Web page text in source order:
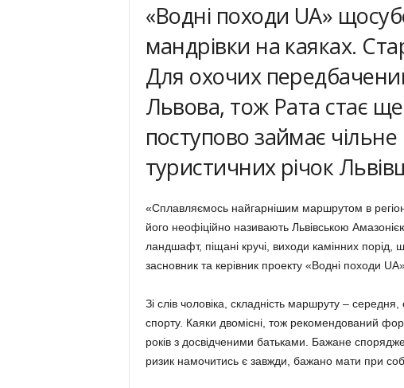
«Водні походи UA»
мандрівки на каяках.
Для охочих
Львова, тож Рата стає
поступово займає чільне
туристичних річок
«Сплавляємось найгарнішим маршрутом в
його неофіційно називають Львівською
ландшафт, піщані кручі, виходи камінних порід,
засновник та керівник проекту «Водні походи
Зі слів чоловіка, складність маршруту –
спорту. Каяки двомісні, тож рекомендований
років з досвідченими батьками. Бажане
ризик намочитись є завжди, бажано мати при